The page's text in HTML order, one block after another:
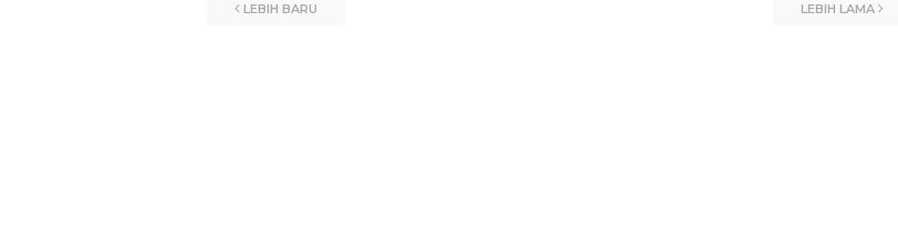
LEBIH BARU LEBIH LAMA